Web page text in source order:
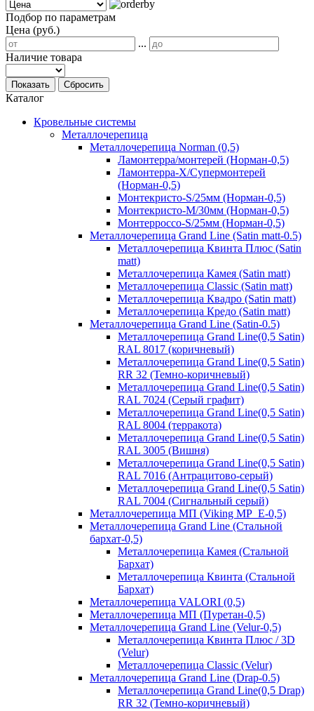
Подбор по параметрам
Цена (руб.)
...
Наличие товара
Показать Сбросить
Каталог
Кровельные системы
Металлочерепица
Металлочерепица Norman (0,5)
Ламонтерра/монтерей (Норман-0,5)
Ламонтерра-Х/Супермонтерей
(Норман-0,5)
Монтекристо-S/25мм (Норман-0,5)
Монтекристо-M/30мм (Норман-0,5)
Монтерроссо-S/25мм (Норман-0,5)
Металлочерепица Grand Line (Satin matt-0.5)
Металлочерепица Квинта Плюс (Satin
matt)
Металлочерепица Камея (Satin matt)
Металлочерепица Classic (Satin matt)
Металлочерепица Квадро (Satin matt)
Металлочерепица Кредо (Satin matt)
Металлочерепица Grand Line (Satin-0.5)
Металлочерепица Grand Line(0,5 Satin)
RAL 8017 (коричневый)
Металлочерепица Grand Line(0,5 Satin)
RR 32 (Темно-коричневый)
Металлочерепица Grand Line(0,5 Satin)
RAL 7024 (Серый графит)
Металлочерепица Grand Line(0,5 Satin)
RAL 8004 (терракота)
Металлочерепица Grand Line(0,5 Satin)
RAL 3005 (Вишня)
Металлочерепица Grand Line(0,5 Satin)
RAL 7016 (Антрацитово-серый)
Металлочерепица Grand Line(0,5 Satin)
RAL 7004 (Сигнальный серый)
Металлочерепица МП (Viking MP_E-0,5)
Металлочерепица Grand Line (Стальной
бархат-0,5)
Металлочерепица Камея (Стальной
Бархат)
Металлочерепица Квинта (Стальной
Бархат)
Металлочерепица VALORI (0,5)
Металлочерепица МП (Пуретан-0,5)
Металлочерепица Grand Line (Velur-0,5)
Металлочерепица Квинта Плюс / 3D
(Velur)
Металлочерепица Classic (Velur)
Металлочерепица Grand Line (Drap-0.5)
Металлочерепица Grand Line(0,5 Drap)
RR 32 (Темно-коричневый)